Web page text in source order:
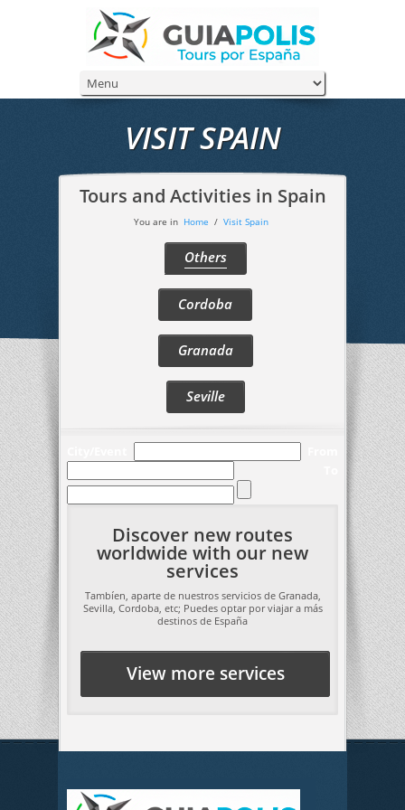
VISIT SPAIN
Tours and Activities in Spain
You are in Home / Visit Spain
Others
Cordoba
Granada
Seville
Discover new routes
worldwide with our new
services
Tambíen, aparte de nuestros servicios de Granada,
Sevilla, Cordoba, etc; Puedes optar por viajar a más
destinos de España
View more services